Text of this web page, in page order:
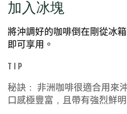
加入冰塊
將沖調好的咖啡倒在剛從冰
即可享用。
TIP
秘訣： 非洲咖啡很適合用來
口感極豐富，且帶有強烈鮮